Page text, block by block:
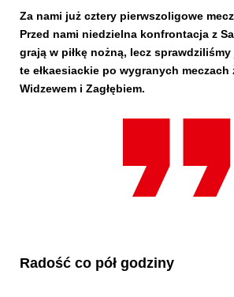
Za nami już cztery pierwszoligowe
Przed nami niedzielna konfrontacja z
grają w piłkę nożną, lecz
te ełkaesiackie po wygranych meczach
Widzewem i Zagłębiem.
Radość co pół godziny